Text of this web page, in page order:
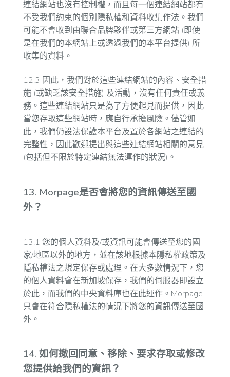
連結網站也沒有控制權，而且每一個連結網站都有
不受我們約束的個別隱私權和資料收集作法。我們
可能不會收到由聯合品牌夥伴或第三方網站 (即使
是在我們的本網站上或透過我們的本平台提供) 所
收集的資料。
12.3 因此，我們對於這些連結網站的內容、安全措
施 (或缺乏該安全措施) 及活動，沒有任何責任或義
務。這些連結網站只是為了方便起見而提供，因此
當您存取這些網站時，應自行承擔風險。儘管如
此，我們仍設法保護本平台及置於各網站之連結的
完整性，因此歡迎提出與這些連結網站相關的意見
(包括但不限於特定連結無法運作的狀況)。
13. Morpage是否會將您的資訊傳送至國
外？
13.1 您的個人資料及/或資訊可能會傳送至您的國
家/地區以外的地方，並在該地根據本隱私權政策及
隱私權法之規定保存或處理。在大多數情況下，您
的個人資料會在新加坡保存，我們的伺服器即設立
於此，而我們的中央資料庫也在此運作。Morpage
只會在符合隱私權法的情況下將您的資訊傳送至國
外。
14. 如何撤回同意、移除、要求存取或修改
您提供給我們的資訊？